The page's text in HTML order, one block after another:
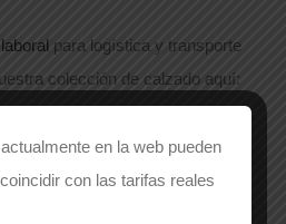
para logística y transporte
colección de calzado aquí:
verano en Albariza
Sin comentarios
en la web pueden
con las tarifas reales